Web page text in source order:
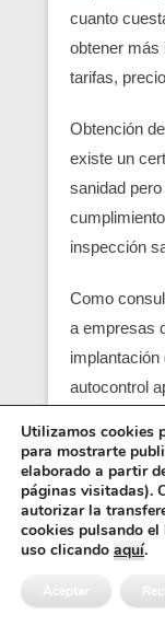
cuanto
obtener más
tarifas,
Obtención
existe un
sanidad
inspección
Como
a empresas
autocontrol
localizando
críticos) y
seguridad
Entre los
cada punto
Utilizamos cookies
para mostrarte
elaborado a partir
páginas visitadas).
autorizar la
cookies pulsando el
uso clicando aquí.
Aceptar